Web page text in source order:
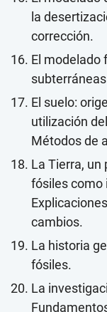
la
corrección.
El modelado
El suelo:
utilización
Métodos de
La Tierra,
fósiles como
cambios.
La historia
fósiles.
La